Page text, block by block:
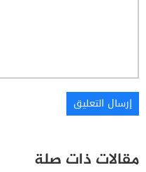
مقالات ذات صلة